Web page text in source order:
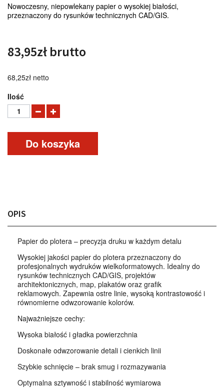
Nowoczesny, niepowlekany papier o wysokiej białości,
przeznaczony do rysunków technicznych CAD/GIS.
83,95zł brutto
68,25zł netto
Ilość
Do koszyka
OPIS
Papier do plotera – precyzja druku w każdym detalu
Wysokiej jakości papier do plotera przeznaczony do
profesjonalnych wydruków wielkoformatowych. Idealny do
rysunków technicznych CAD/GIS, projektów
architektonicznych, map, plakatów oraz grafik
reklamowych. Zapewnia ostre linie, wysoką kontrastowość i
równomierne odwzorowanie kolorów.
Najważniejsze cechy:
Wysoka białość i gładka powierzchnia
Doskonałe odwzorowanie detali i cienkich linii
Szybkie schnięcie – brak smug i rozmazywania
Optymalna sztywność i stabilność wymiarowa